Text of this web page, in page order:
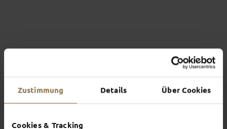
Zustimmung Details Über Cookies
Cookies & Tracking